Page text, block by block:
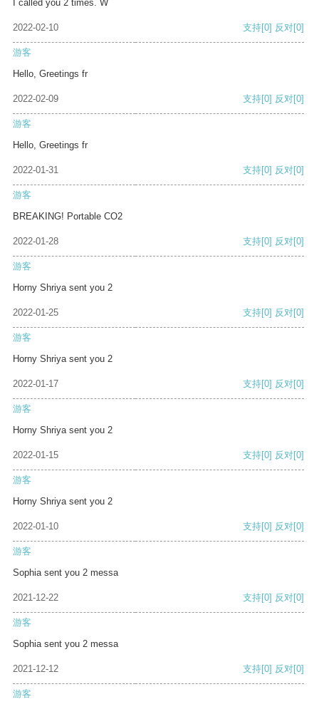
I called you 2 times. W
2022-02-10 支持[0] 反对[0]
游客
Hello, Greetings fr
2022-02-09 支持[0] 反对[0]
游客
Hello, Greetings fr
2022-01-31 支持[0] 反对[0]
游客
BREAKING! Portable CO2
2022-01-28 支持[0] 反对[0]
游客
Horny Shriya sent you 2
2022-01-25 支持[0] 反对[0]
游客
Horny Shriya sent you 2
2022-01-17 支持[0] 反对[0]
游客
Horny Shriya sent you 2
2022-01-15 支持[0] 反对[0]
游客
Horny Shriya sent you 2
2022-01-10 支持[0] 反对[0]
游客
Sophia sent you 2 messa
2021-12-22 支持[0] 反对[0]
游客
Sophia sent you 2 messa
2021-12-12 支持[0] 反对[0]
游客